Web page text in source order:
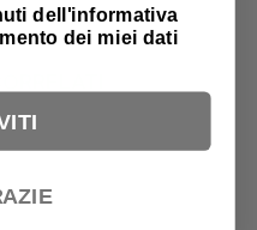
dell'informativa
dei miei dati